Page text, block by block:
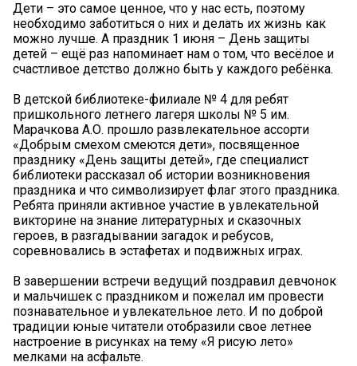
Дети – это самое ценное, что у нас есть, поэтому
необходимо заботиться о них и делать их жизнь как
можно лучше. А праздник 1 июня – День защиты
детей – ещё раз напоминает нам о том, что весёлое и
счастливое детство должно быть у каждого ребёнка.
В детской библиотеке-филиале № 4 для ребят
пришкольного летнего лагеря школы № 5 им.
Марачкова А.О. прошло развлекательное ассорти
«Добрым смехом смеются дети», посвященное
празднику «День защиты детей», где специалист
библиотеки рассказал об истории возникновения
праздника и что символизирует флаг этого праздника.
Ребята приняли активное участие в увлекательной
викторине на знание литературных и сказочных
героев, в разгадывании загадок и ребусов,
соревновались в эстафетах и подвижных играх.
В завершении встречи ведущий поздравил девчонок
и мальчишек с праздником и пожелал им провести
познавательное и увлекательное лето. И по доброй
традиции юные читатели отобразили свое летнее
настроение в рисунках на тему «Я рисую лето»
мелками на асфальте.